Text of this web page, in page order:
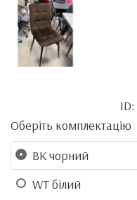
ID:
Оберіть комплектацію
BK чорний
WT білий